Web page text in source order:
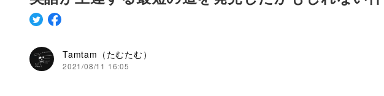
Tamtam（たむたむ）
2021/08/11 16:05